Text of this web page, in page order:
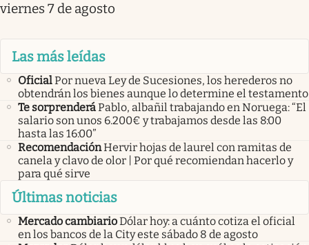
viernes 7 de agosto
Las más leídas
OficialPor nueva Ley de Sucesiones, los herederos no
obtendrán los bienes aunque lo determine el testamento
Te sorprenderáPablo, albañil trabajando en Noruega: “El
salario son unos 6.200€ y trabajamos desde las 8:00
hasta las 16:00”
RecomendaciónHervir hojas de laurel con ramitas de
canela y clavo de olor | Por qué recomiendan hacerlo y
para qué sirve
Últimas noticias
Mercado cambiarioDólar hoy: a cuánto cotiza el oficial
en los bancos de la City este sábado 8 de agosto